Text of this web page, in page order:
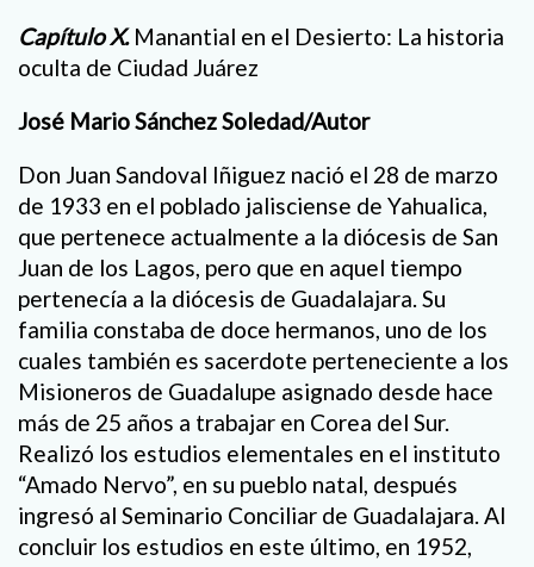
Capítulo X. Manantial en el Desierto: La historia
oculta de Ciudad Juárez
José Mario Sánchez Soledad/Autor
Don Juan Sandoval Iñiguez nació el 28 de marzo
de 1933 en el poblado jalisciense de Yahualica,
que pertenece actualmente a la diócesis de San
Juan de los Lagos, pero que en aquel tiempo
pertenecía a la diócesis de Guadalajara. Su
familia constaba de doce hermanos, uno de los
cuales también es sacerdote perteneciente a los
Misioneros de Guadalupe asignado desde hace
más de 25 años a trabajar en Corea del Sur.
Realizó los estudios elementales en el instituto
“Amado Nervo”, en su pueblo natal, después
ingresó al Seminario Conciliar de Guadalajara. Al
concluir los estudios en este último, en 1952,